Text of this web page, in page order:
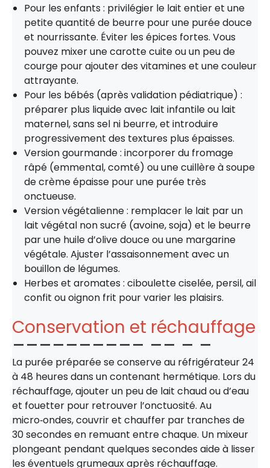
Pour les enfants : privilégier le lait entier et une
petite quantité de beurre pour une purée douce
et nourrissante. Éviter les épices fortes. Vous
pouvez mixer une carotte cuite ou un peu de
courge pour ajouter des vitamines et une couleur
attrayante.
Pour les bébés (après validation pédiatrique) :
préparer plus liquide avec lait infantile ou lait
maternel, sans sel ni beurre, et introduire
progressivement des textures plus épaisses.
Version gourmande : incorporer du fromage
râpé (emmental, comté) ou une cuillère à soupe
de crème épaisse pour une purée très
onctueuse.
Version végétalienne : remplacer le lait par un
lait végétal non sucré (avoine, soja) et le beurre
par une huile d’olive douce ou une margarine
végétale. Ajuster l’assaisonnement avec un
bouillon de légumes.
Herbes et aromates : ciboulette ciselée, persil, ail
confit ou oignon frit pour varier les plaisirs.
Conservation et réchauffage
La purée préparée se conserve au réfrigérateur 24
à 48 heures dans un contenant hermétique. Lors du
réchauffage, ajouter un peu de lait chaud ou d’eau
et fouetter pour retrouver l’onctuosité. Au
micro‑ondes, couvrir et chauffer par tranches de
30 secondes en remuant entre chaque. Un mixeur
plongeant pendant quelques secondes aide à lisser
les éventuels grumeaux après réchauffage.